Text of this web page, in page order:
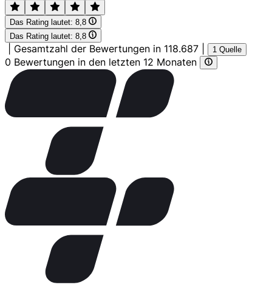
Das Rating lautet: 8,8
Das Rating lautet: 8,8
Gesamtzahl der Bewertungen in 118.687 1 Quelle
0 Bewertungen in den letzten 12 Monaten